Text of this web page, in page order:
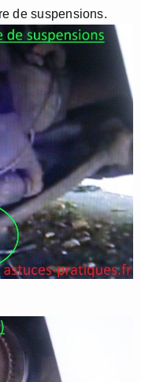
de suspensions.